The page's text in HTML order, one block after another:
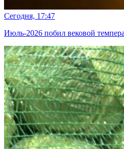
Сегодня, 17:47
Июль-2026 побил вековой